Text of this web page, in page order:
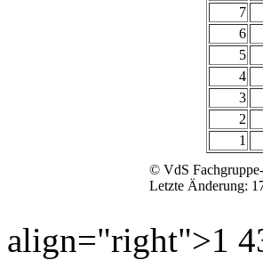
7
6
5
4
3
2
1
© VdS
Letzte Änderung:
align="right">1